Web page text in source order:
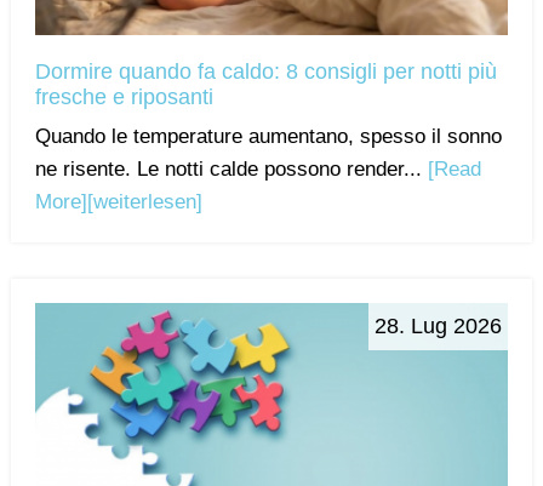
Dormire quando fa caldo: 8 consigli per notti più
fresche e riposanti
Quando le temperature aumentano, spesso il sonno
ne risente. Le notti calde possono render... [Read
More] [weiterlesen]
28. Lug 2026